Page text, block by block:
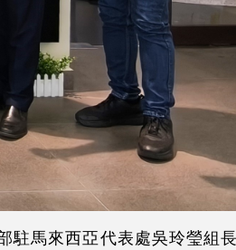
駐馬來西亞代表處吳玲瑩組